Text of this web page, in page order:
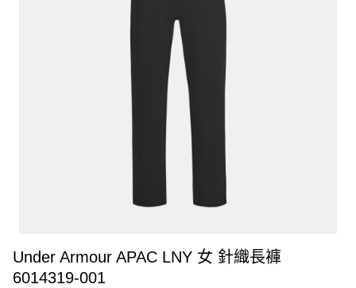
Under Armour APAC LNY 女 針織長褲
6014319-001